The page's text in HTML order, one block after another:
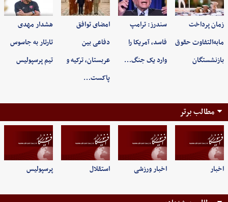
زمان پرداخت
مابه‌التفاوت حقوق
بازنشستگان
سندرز: ترامپ
فاسد، آمریکا را
وارد یک جنگ…
امضای توافق
دفاعی بین
عربستان، ترکیه و
پاکست…
هشدار مهدی
تارتار به جاسوس
تیم پرسپولیس
مطالب برتر
اخبار اخبار ورزشی استقلال پرسپولیس